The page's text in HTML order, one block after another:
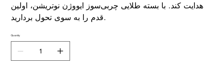
هدایت کند. با بسته طلایی چربی‌سوز ایووژن نوتریشن، اولین
قدم را به سوی تحول بردارید.
Quantity